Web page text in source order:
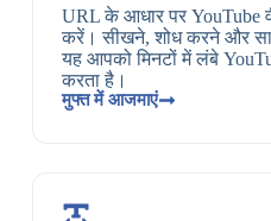
URL के आधार पर YouTube
करें। सीखने, शोध करने और
यह आपको मिनटों में लंबे
करता है।
मुफ्त में आजमाएं